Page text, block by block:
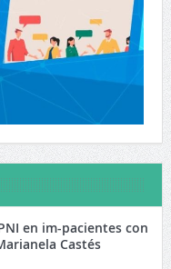
en im-pacientes con
Castés